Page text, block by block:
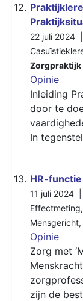
12.
22 juli 2024
Zorgpraktijk
Opinie
Inleiding
door te
In
13. HR-
11 juli 2024
Effectmeting,
Mensgericht,
Opinie
Zorg met
zijn de